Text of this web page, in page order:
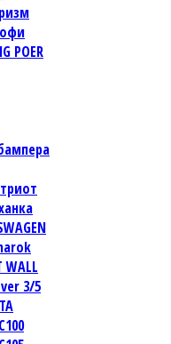
POER
WALL
3/5